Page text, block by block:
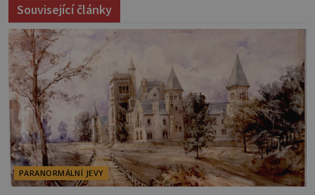
Související články
PARANORMÁLNÍ JEVY